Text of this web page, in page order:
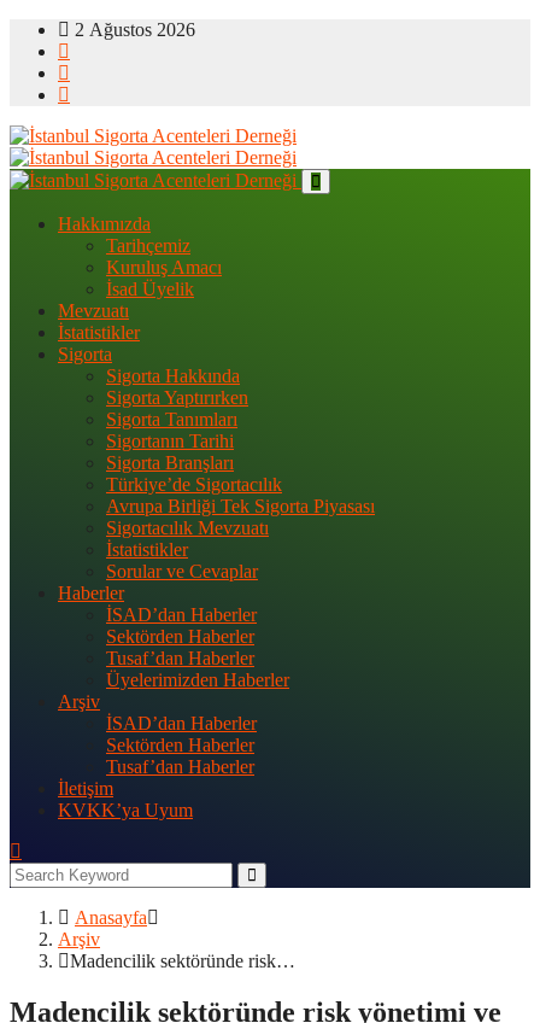
2 Ağustos 2026
Hakkımızda
Tarihçemiz
Kuruluş Amacı
İsad Üyelik
Mevzuatı
İstatistikler
Sigorta
Sigorta Hakkında
Sigorta Yaptırırken
Sigorta Tanımları
Sigortanın Tarihi
Sigorta Branşları
Türkiye’de Sigortacılık
Avrupa Birliği Tek Sigorta Piyasası
Sigortacılık Mevzuatı
İstatistikler
Sorular ve Cevaplar
Haberler
İSAD’dan Haberler
Sektörden Haberler
Tusaf’dan Haberler
Üyelerimizden Haberler
Arşiv
İSAD’dan Haberler
Sektörden Haberler
Tusaf’dan Haberler
İletişim
KVKK’ya Uyum
Anasayfa
Arşiv
Madencilik sektöründe risk…
Madencilik sektöründe risk yönetimi ve